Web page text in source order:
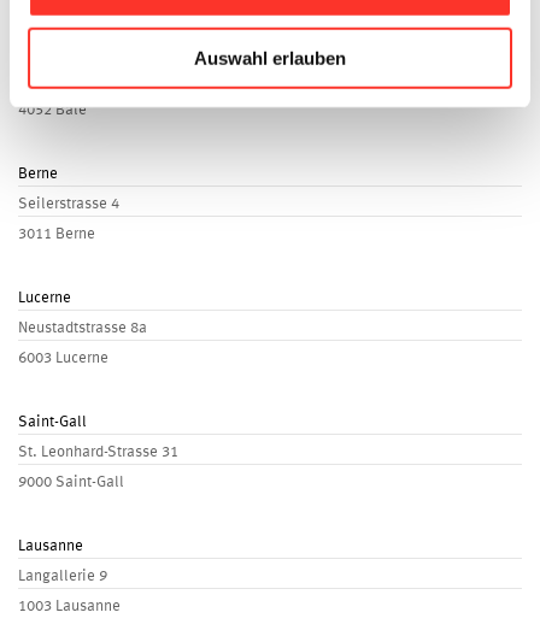
Auswahl erlauben
4052 Bale
Berne
Seilerstrasse 4
3011 Berne
Lucerne
Neustadtstrasse 8a
6003 Lucerne
Saint-Gall
St. Leonhard-Strasse 31
9000 Saint-Gall
Lausanne
Langallerie 9
1003 Lausanne